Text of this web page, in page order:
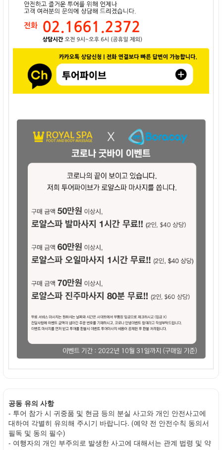
공동 유의 사항
- 투어 참가 시 귀중품 및 현금 등의 분실 사고와 개인 안전사고에
대하여 각별히 유의해 주시기 바랍니다. (예약 전 안전수칙 동의서
필독 및 동의 필수)
- 여행자의 개인 부주의로 발생한 사고에 대해서는 관계 법령 및 약